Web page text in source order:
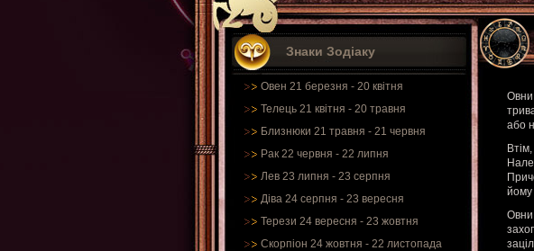
Знаки Зодіаку
Овен 21 березня - 20 квітня
Телець 21 квітня - 20 травня
Близнюки 21 травня - 21 червня
Рак 22 червня - 22 липня
Лев 23 липня - 23 серпня
Діва 24 серпня - 23 вересня
Терези 24 вересня - 23 жовтня
Скорпіон 24 жовтня - 22 листопада
Овни
або
йому
Овни